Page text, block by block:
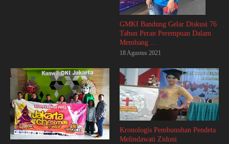
GMKI Bandung Gelar Diskusi 76
Tahun Peran Perempuan Dalam
Membang ...
18 Agustus 2021
Kronologis Pembunuhan Pendeta
Melindawati Zidoni